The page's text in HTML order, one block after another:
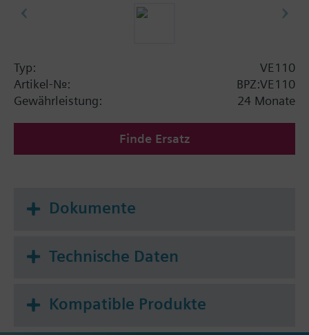
SSA../STA../RT../REH.. betätigt werden.
Typ:
VE110
Artikel-Nr.:
BPZ:VE110
Gewährleistung:
24 Monate
Finde Ersatz
Dokumente
Technische Daten
Kompatible Produkte